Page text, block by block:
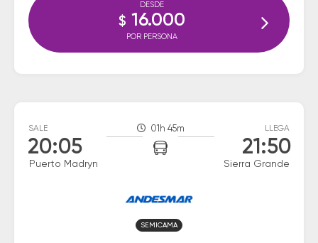
DESDE
$ 16.000
POR PERSONA
SALE
20:05
Puerto Madryn
01h 45m LLEGA
21:50
Sierra Grande
SEMICAMA